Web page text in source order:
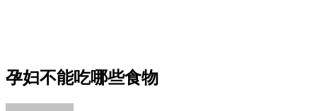
孕妇不能吃哪些食物